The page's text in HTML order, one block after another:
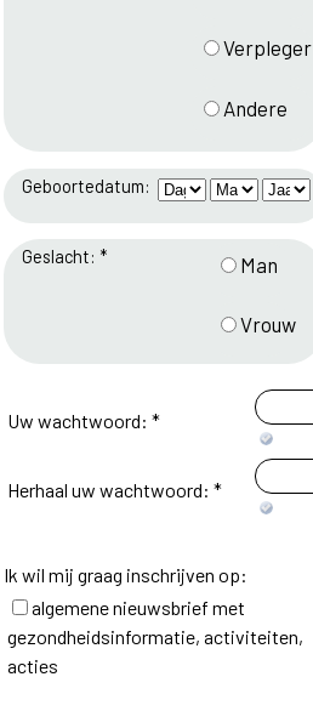
Verpleger
Andere
Geboortedatum:
Geslacht: * Man
Vrouw
Uw wachtwoord: *
Herhaal uw wachtwoord: *
Ik wil mij graag inschrijven op:
algemene nieuwsbrief met
gezondheidsinformatie, activiteiten,
acties